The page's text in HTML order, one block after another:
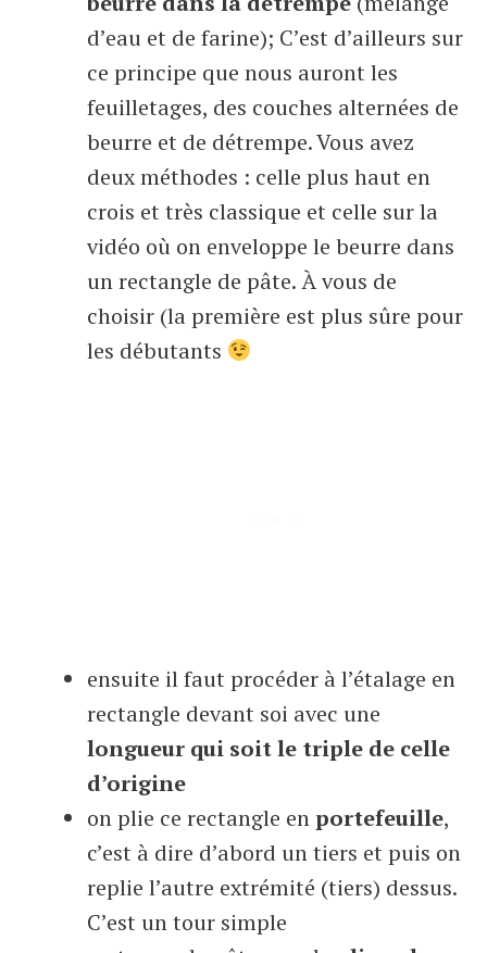
d’eau et de farine); C’est d’ailleurs sur
ce principe que nous auront les
feuilletages, des couches alternées de
beurre et de détrempe. Vous avez
deux méthodes : celle plus haut en
crois et très classique et celle sur la
vidéo où on enveloppe le beurre dans
un rectangle de pâte. À vous de
choisir (la première est plus sûre pour
les débutants
ensuite il faut procéder à l’étalage en
rectangle devant soi avec une
longueur qui soit le triple de celle
d’origine
on plie ce rectangle enportefeuille,
c’est à dire d’abord un tiers et puis on
replie l’autre extrémité (tiers) dessus.
C’est un tour simple